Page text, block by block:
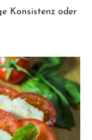
Konsistenz oder